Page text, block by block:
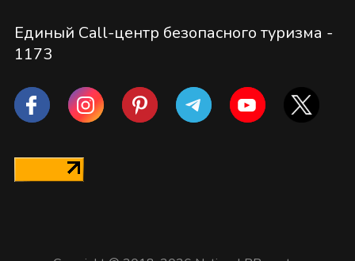
Единый Call-центр безопасного туризма -
1173